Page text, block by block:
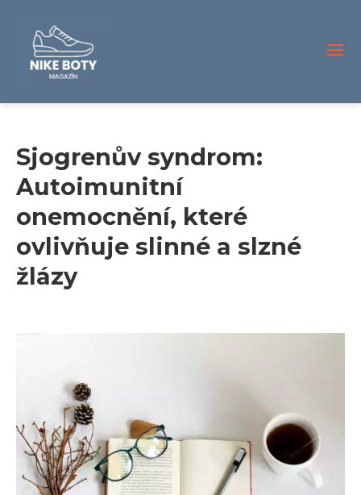
Sjogrenův syndrom:
Autoimunitní
onemocnění, které
ovlivňuje slinné a slzné
žlázy